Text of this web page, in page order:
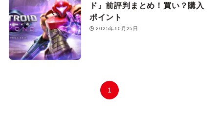
ド』前評判まとめ！買い？購入
ポイント
2025年10月25日
1